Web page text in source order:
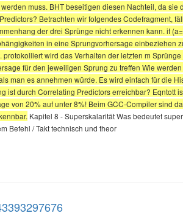
muss. BHT beseitigen diesen Nachteil, da
Betrachten wir folgendes Codefragment,
der drei Sprünge nicht erkennen kann. if
in eine Sprungvorhersage einbeziehen
protokolliert wird das Verhalten der letzten m
für den jeweiligen Sprung zu treffen Wie
man es annehmen würde. Es wird einfach für die
ist durch Correlating Predictors erreichbar?
von 20% auf unter 8%! Beim GCC-Compiler sind
Kapitel 8 - Superskalarität Was bedeutet
Befehl / Takt technisch und theor